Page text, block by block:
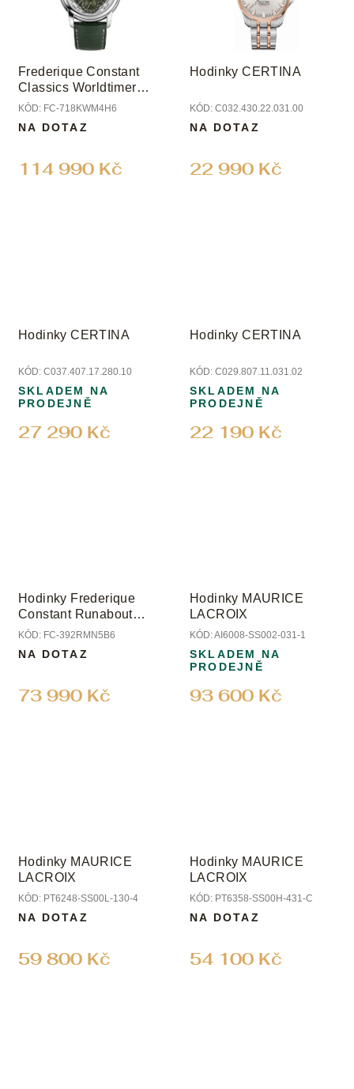
Frederique Constant
Classics Worldtimer
Manufacture Limited
KÓD: FC-718KWM4H6
114 990 Kč
NA DOTAZ
Hodinky CERTINA
KÓD: C032.430.22.031.00
22 990 Kč
NA DOTAZ
Hodinky CERTINA
KÓD: C037.407.17.280.10
27 290 Kč
SKLADEM NA
PRODEJNĚ
Hodinky CERTINA
KÓD: C029.807.11.031.02
22 190 Kč
SKLADEM NA
PRODEJNĚ
Hodinky Frederique
Constant Runabout
Chronograph Automatic
KÓD: FC-392RMN5B6
73 990 Kč
NA DOTAZ
Hodinky MAURICE
LACROIX
KÓD:AI6008-SS002-031-1
93 600 Kč
SKLADEM NA
PRODEJNĚ
Hodinky MAURICE
LACROIX
KÓD: PT6248-SS00L-130-4
59 800 Kč
NA DOTAZ
Hodinky MAURICE
LACROIX
KÓD: PT6358-SS00H-431-C
54 100 Kč
NA DOTAZ